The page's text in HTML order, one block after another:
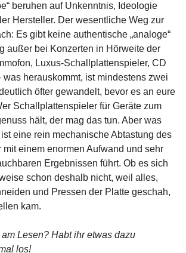
beruhen auf Unkenntnis, Ideologie
Hersteller. Der wesentliche Weg zur
Es gibt keine authentische „analoge“
außer bei Konzerten in Hörweite der
Luxus-Schallplattenspieler, CD
was herauskommt, ist mindestens zwei
öfter gewandelt, bevor es an eure
Schallplattenspieler für Geräte zum
hält, der mag das tun. Aber was
eine rein mechanische Abtastung des
mit einem enormen Aufwand und sehr
Ergebnissen führt. Ob es sich
schon deshalb nicht, weil alles,
und Pressen der Platte geschah,
kam.
Lesen? Habt ihr etwas dazu
los!